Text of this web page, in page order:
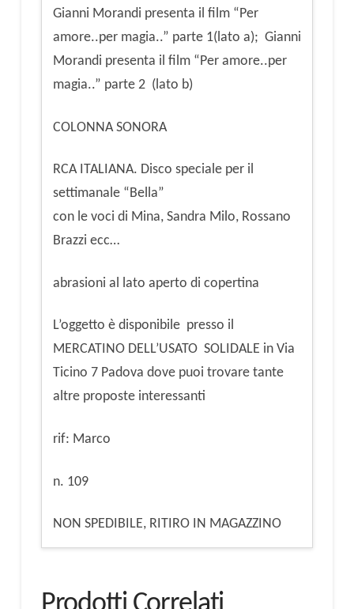
Morandi
presenta
film
amore..per
parte
(lato
Gianni Morandi presenta il film “Per
amore..per magia..” parte 1(lato a); Gianni
Morandi presenta il film “Per amore..per
magia..” parte 2 (lato b)
COLONNA SONORA
RCA ITALIANA. Disco speciale per il
settimanale “Bella”
con le voci di Mina, Sandra Milo, Rossano
Brazzi ecc…
abrasioni al lato aperto di copertina
L’oggetto è disponibile presso il
MERCATINO DELL’USATO SOLIDALE in Via
Ticino 7 Padova dove puoi trovare tante
altre proposte interessanti
rif: Marco
n. 109
NON SPEDIBILE, RITIRO IN MAGAZZINO